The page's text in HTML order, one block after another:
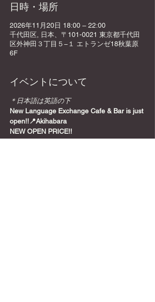
日時・場所
2026年11月20日 18:00 – 22:00
千代田区, 日本、〒101-0021 東京都千代田
区外神田３丁目５−１ エトランゼ18秋葉原
6F
イベントについて
＊日本語は英語の下
New Language Exchange Cafe & Bar is just
open!!📍Akihabara
NEW OPEN PRICE!!